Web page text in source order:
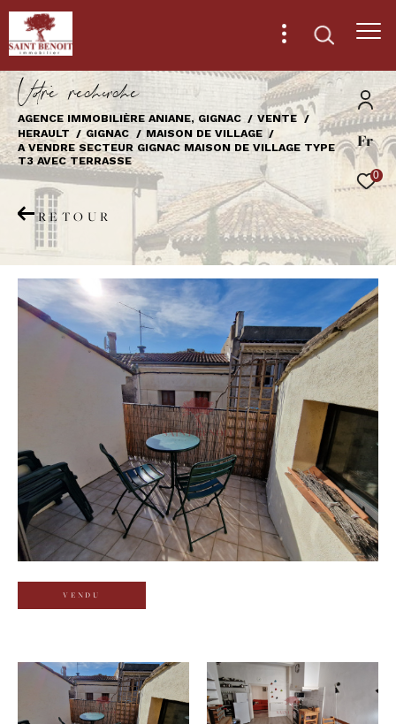
Fr
0
Vore recece
AGENCE IMMOBILIÈRE ANIANE, GIGNAC
VENTE
HERAULT
GIGNAC
MAISON DE VILLAGE
A VENDRE SECTEUR GIGNAC MAISON DE VILLAGE TYPE
T3 AVEC TERRASSE
RETOUR
VENDU
Effectuer une recherche
et trouver le bien qui correspond à vos
critères
Type
Vente
Type
de
bien
Type de bien
Surface
Surface
Pièces
Référence
AFFINER LES CRITÈRES